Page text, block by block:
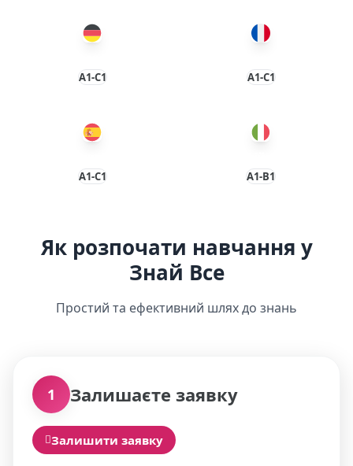
A1-C1
A1-C1
A1-С1
A1-B1
Як розпочати навчання у
Знай Все
Простий та ефективний шлях до знань
01
1 Залишаєте заявку
Залишити заявку